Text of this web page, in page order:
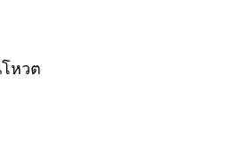
หวต